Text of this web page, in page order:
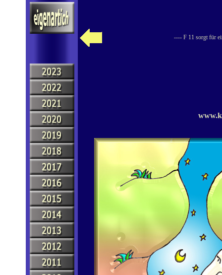
---- F 11 sorgt für